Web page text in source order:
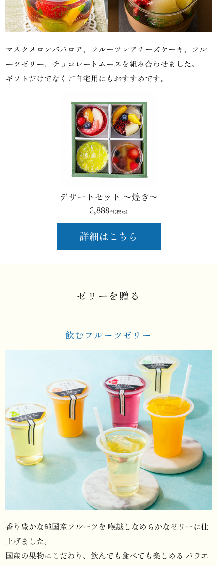
マスクメロンババロア、フルーツレアチーズケーキ、フル
ーツゼリー、チョコレートムースを組み合わせました。
ギフトだけでなくご自宅用にもおすすめです。
デザートセット ～煌き～
3,888円(税込)
詳細はこちら
ゼリーを贈る
飲むフルーツゼリー
香り豊かな純国産フルーツを 喉越しなめらかなゼリーに仕
上げました。
国産の果物にこだわり、飲んでも食べても楽しめる バラエ